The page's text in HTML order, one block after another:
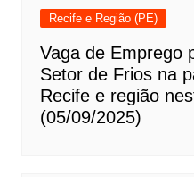
Recife e Região (PE)
Vaga de Emprego
Setor de Frios na
Recife e região
(05/09/2025)